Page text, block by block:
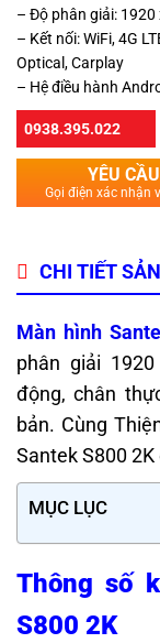
– Độ phân giải: 1920
– Kết nối: WiFi, 4G
Optical, Carplay
– Hệ điều hành
0938.395.022
YÊU
Gọi điện xác nhận
CHI TIẾT
Màn hình
phân giải
động, chân
bản. Cùng
Santek S800
MỤC LỤC
Thông số
S800 2K